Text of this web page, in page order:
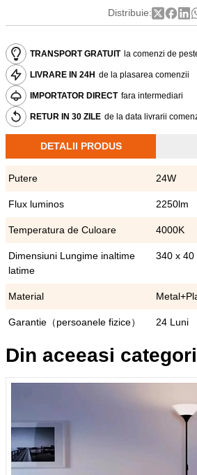
Distribuie:
TRANSPORT GRATUIT la comenzi de
LIVRARE IN 24H de la plasarea comenzii
IMPORTATOR DIRECT fara intermediari
RETUR IN 30 ZILE de la data livrarii
DETALII PRODUS
Putere 24W
Flux luminos 2250lm
Temperatura de Culoare 4000K
Dimensiuni Lungime inaltime
latime
340 x 40
Material
Garantie（persoanele fizice） 24 Luni
Din aceeasi